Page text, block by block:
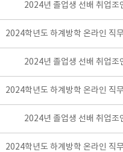
2024년 졸업생 선배 취업조
2024학년도 하계방학 온라인 직
2024년 졸업생 선배 취업조
2024학년도 하계방학 온라인 직
2024년 졸업생 선배 취업조
2024학년도 하계방학 온라인 직